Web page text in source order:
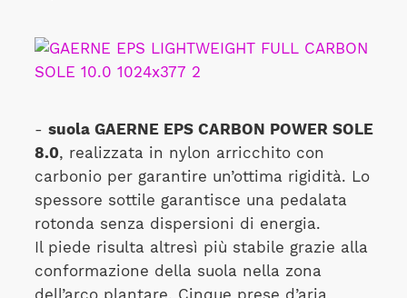
- suola GAERNE EPS CARBON POWER SOLE
8.0, realizzata in nylon arricchito con
carbonio per garantire un’ottima rigidità. Lo
spessore sottile garantisce una pedalata
rotonda senza dispersioni di energia.
Il piede risulta altresì più stabile grazie alla
conformazione della suola nella zona